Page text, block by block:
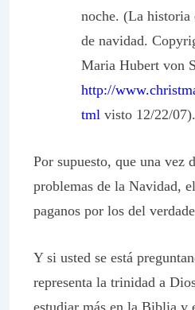
noche. (La
de navidad.
Maria Hubert von
http://
tml visto 12/22/07).
Por supuesto, que una vez
problemas de la Navidad,
paganos por los del
Y si usted se está
representa la trinidad a
estudiar más en la Biblia y